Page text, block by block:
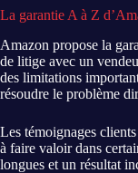
La garantie A à Z
Amazon propose la
de litige avec un
des limitations
résoudre le problème
Les témoignages
à faire valoir dans
longues et un résultat